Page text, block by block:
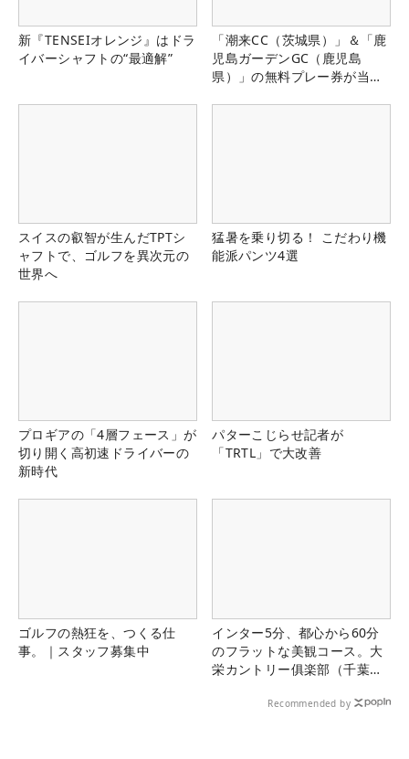
新『TENSEIオレンジ』はドラ
イバーシャフトの“最適解”
「潮来CC（茨城県）」＆「鹿
児島ガーデンGC（鹿児島
県）」の無料プレー券が当た
スイスの叡智が生んだTPTシ
ャフトで、ゴルフを異次元の
世界へ
猛暑を乗り切る！ こだわり機
能派パンツ4選
プロギアの「4層フェース」が
切り開く高初速ドライバーの
新時代
パターこじらせ記者が
「TRTL」で大改善
ゴルフの熱狂を、つくる仕
事。｜スタッフ募集中
インター5分、都心から60分
のフラットな美観コース。大
栄カントリー俱楽部（千葉
Recommended by